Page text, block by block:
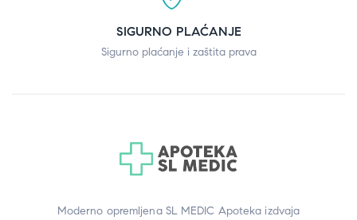
SIGURNO PLAĆANJE
Sigurno plaćanje i zaštita prava
Moderno opremljena SL MEDIC Apoteka izdvaja